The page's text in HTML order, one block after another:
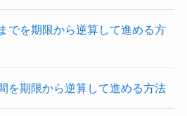
でを期限から逆算して進める方
を期限から逆算して進める方法